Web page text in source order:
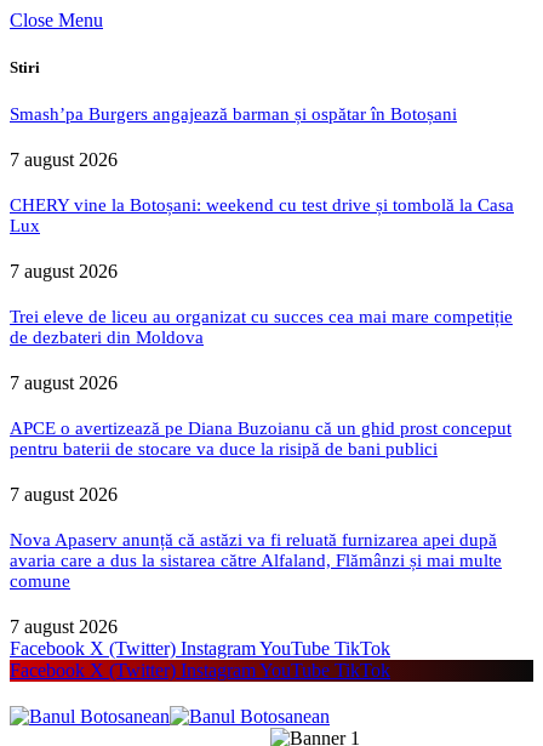
Close Menu
Stiri
Smash’pa Burgers angajează barman și ospătar în Botoșani
7 august 2026
CHERY vine la Botoșani: weekend cu test drive și tombolă la Casa
Lux
7 august 2026
Trei eleve de liceu au organizat cu succes cea mai mare competiție
de dezbateri din Moldova
7 august 2026
APCE o avertizează pe Diana Buzoianu că un ghid prost conceput
pentru baterii de stocare va duce la risipă de bani publici
7 august 2026
Nova Apaserv anunță că astăzi va fi reluată furnizarea apei după
avaria care a dus la sistarea către Alfaland, Flămânzi și mai multe
comune
7 august 2026
Facebook X (Twitter) InstagramYouTube TikTok
Facebook X (Twitter) InstagramYouTube TikTok